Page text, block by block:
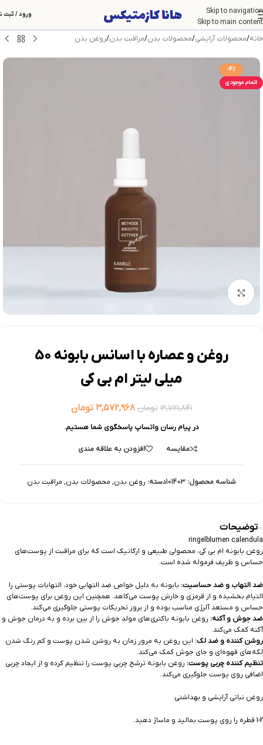
Skip to navigation
Skip to main content
ورود / ثبت
خانه/محصولات آرایشی/محصولات بدن/مراقبت بدن/روغن بدن
-4%
اتمام موجودی
بزرگنمایی تصویر
روغن و عصاره با اسانس بابونه 50
میلی لیتر ام بی کی
۳,۷۲۱,۸۴۱ تومان ۳,۵۷۲,۹۶۸ تومان
در پیام رسان واتساپ پاسخگوی شما هستیم.
مقایسه افزودن به علاقه مندی
شناسه محصول: 101403دسته: روغن بدن, محصولات بدن, مراقبت بدن
توضیحات
ringelblumen calendula
روغن بابونه ام بی کی، محصولی طبیعی و ارگانیک است که برای مراقبت از پوست‌های
حساس و ظریف فرموله شده است.
ضد التهاب و ضد حساسیت: بابونه به دلیل خواص ضد التهابی خود، التهابات پوستی را
التیام بخشیده و از قرمزی و خارش پوست می‌کاهد. همچنین این روغن برای پوست‌های
حساس و مستعد آلرژی مناسب بوده و از بروز تحریکات پوستی جلوگیری می‌کند.
ضد جوش و آکنه: روغن بابونه باکتری‌های مولد جوش را از بین برده و به درمان جوش و
آکنه کمک می‌کند.
روشن کننده و ضد لک: این روغن به مرور زمان به روشن شدن پوست و کم رنگ شدن
لکه‌های قهوه‌ای و جای جوش کمک می‌کند.
تنظیم کننده چربی پوست: روغن بابونه ترشح چربی پوست را تنظیم کرده و از ایجاد چربی
اضافی روی پوست جلوگیری می‌کند.
روغن نباتی آرایشی و بهداشتی.
1-2 قطره را روی پوست بمالید و ماساژ دهید.